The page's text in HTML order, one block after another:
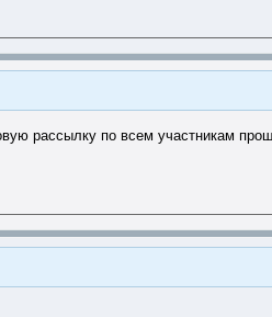
рассылку по всем участникам